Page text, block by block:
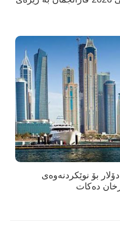
100 ملیۆن دۆلار بۆ نوێکردنەوەی
دەکات